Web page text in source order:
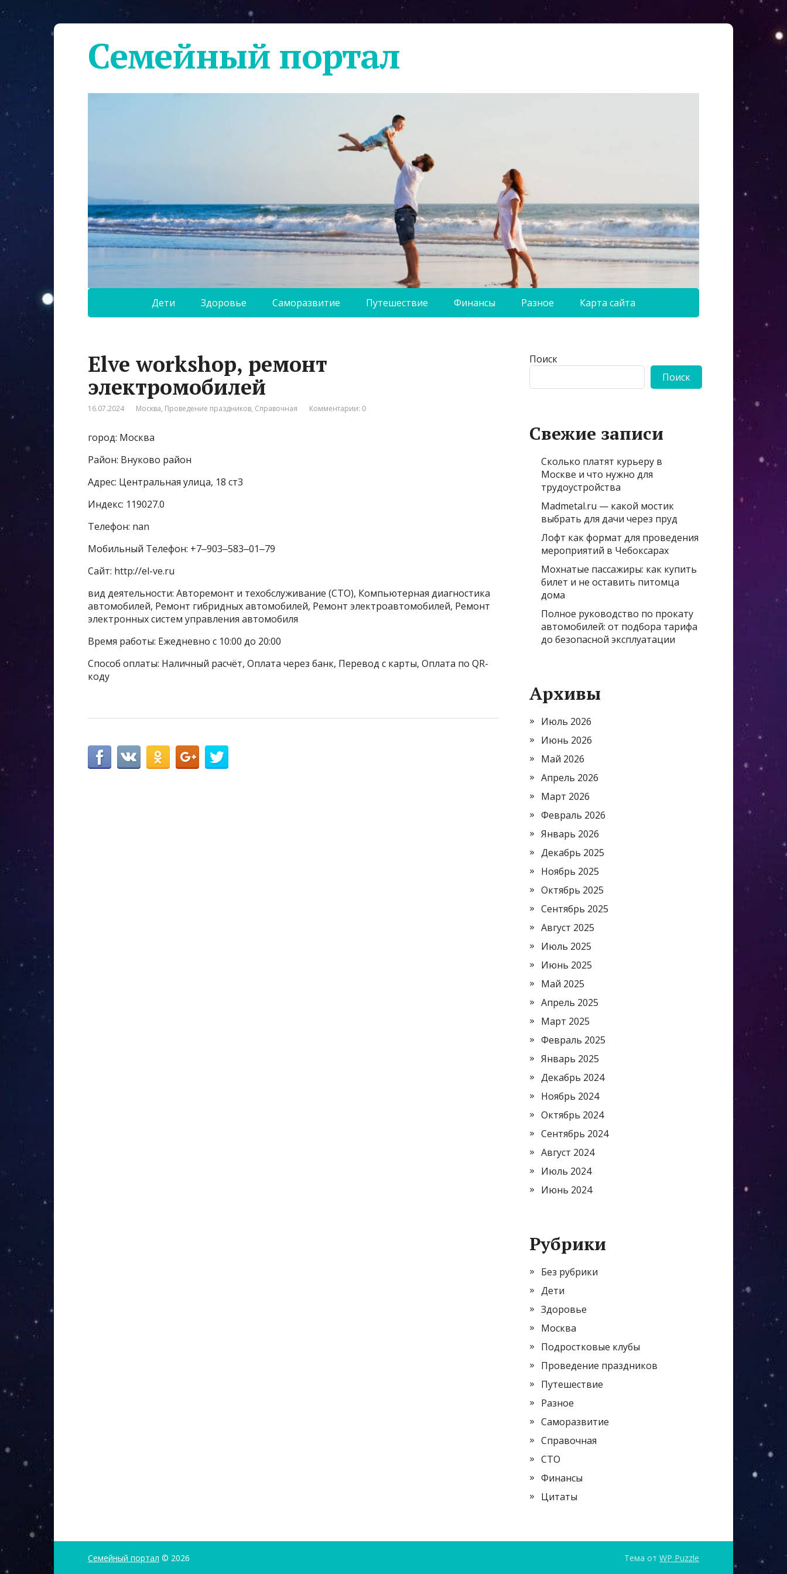
Семейный портал
Дети Здоровье Саморазвитие Путешествие Финансы Разное Карта сайта
Elve workshop, ремонт
электромобилей
16.07.2024 Москва, Проведение праздников, Справочная Комментарии: 0
город: Москва
Район: Внуково район
Адрес: Центральная улица, 18 ст3
Индекс: 119027.0
Телефон: nan
Мобильный Телефон: +7‒903‒583‒01‒79
Сайт: http://el-ve.ru
вид деятельности: Авторемонт и техобслуживание (СТО), Компьютерная диагностика
автомобилей, Ремонт гибридных автомобилей, Ремонт электроавтомобилей, Ремонт
электронных систем управления автомобиля
Время работы: Ежедневно с 10:00 до 20:00
Способ оплаты: Наличный расчёт, Оплата через банк, Перевод с карты, Оплата по QR-
коду
Поиск
Поиск
Свежие записи
Сколько платят курьеру в
Москве и что нужно для
трудоустройства
Madmetal.ru — какой мостик
выбрать для дачи через пруд
Лофт как формат для проведения
мероприятий в Чебоксарах
Мохнатые пассажиры: как купить
билет и не оставить питомца
дома
Полное руководство по прокату
автомобилей: от подбора тарифа
до безопасной эксплуатации
Архивы
Июль 2026
Июнь 2026
Май 2026
Апрель 2026
Март 2026
Февраль 2026
Январь 2026
Декабрь 2025
Ноябрь 2025
Октябрь 2025
Сентябрь 2025
Август 2025
Июль 2025
Июнь 2025
Май 2025
Апрель 2025
Март 2025
Февраль 2025
Январь 2025
Декабрь 2024
Ноябрь 2024
Октябрь 2024
Сентябрь 2024
Август 2024
Июль 2024
Июнь 2024
Рубрики
Без рубрики
Дети
Здоровье
Москва
Подростковые клубы
Проведение праздников
Путешествие
Разное
Саморазвитие
Справочная
СТО
Финансы
Цитаты
Семейный портал © 2026 Тема от WP Puzzle